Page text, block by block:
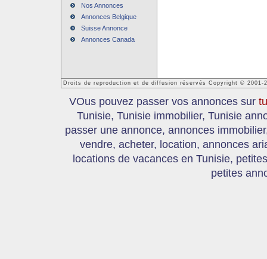
Nos Annonces
Annonces Belgique
Suisse Annonce
Annonces Canada
Droits de reproduction et de diffusion réservés Copyright © 2001-
VOus pouvez passer vos annonces sur
Tunisie, Tunisie immobilier, Tunisie
passer une annonce, annonces
vendre, acheter, location, annonces
locations de vacances en Tunisie,
petites